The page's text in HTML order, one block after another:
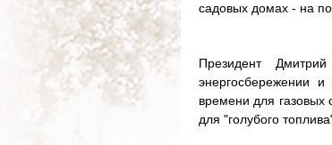
садовых домах - на
Президент
энергосбережении
времени для газовых
для "голубого